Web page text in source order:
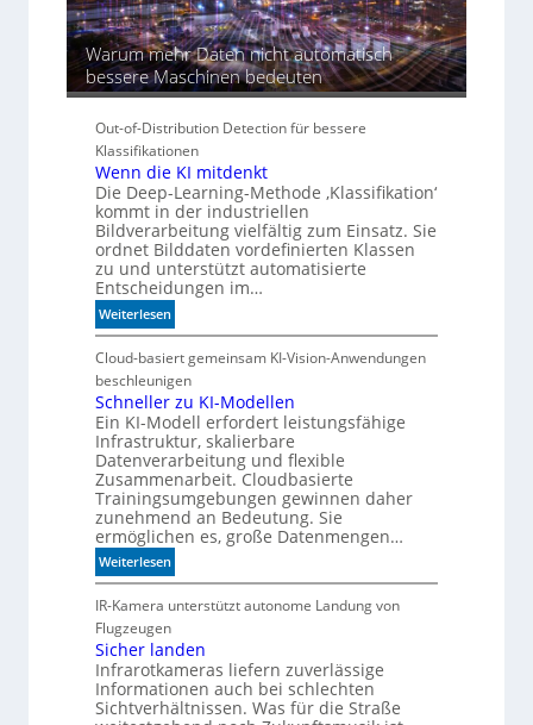
a
Warum mehr Daten nicht automatisch
bessere Maschinen bedeuten
Out-of-Distribution Detection für bessere
Klassifikationen
Wenn die KI mitdenkt
Die Deep-Learning-Methode ‚Klassifikation‘
kommt in der industriellen
Bildverarbeitung vielfältig zum Einsatz. Sie
ordnet Bilddaten vordefinierten Klassen
zu und unterstützt automatisierte
Entscheidungen im…
Weiterlesen:
W
e
n
n
d
i
e
K
I
m
i
t
e
n
k
t
Cloud-basiert gemeinsam KI-Vision-Anwendungen
beschleunigen
Schneller zu KI-Modellen
Ein KI-Modell erfordert leistungsfähige
Infrastruktur, skalierbare
Datenverarbeitung und flexible
Zusammenarbeit. Cloudbasierte
Trainingsumgebungen gewinnen daher
zunehmend an Bedeutung. Sie
ermöglichen es, große Datenmengen…
Weiterlesen:
S
c
h
n
e
l
l
IR-Kamera unterstützt autonome Landung von
Flugzeugen
Sicher landen
Infrarotkameras liefern zuverlässige
Informationen auch bei schlechten
Sichtverhältnissen. Was für die Straße